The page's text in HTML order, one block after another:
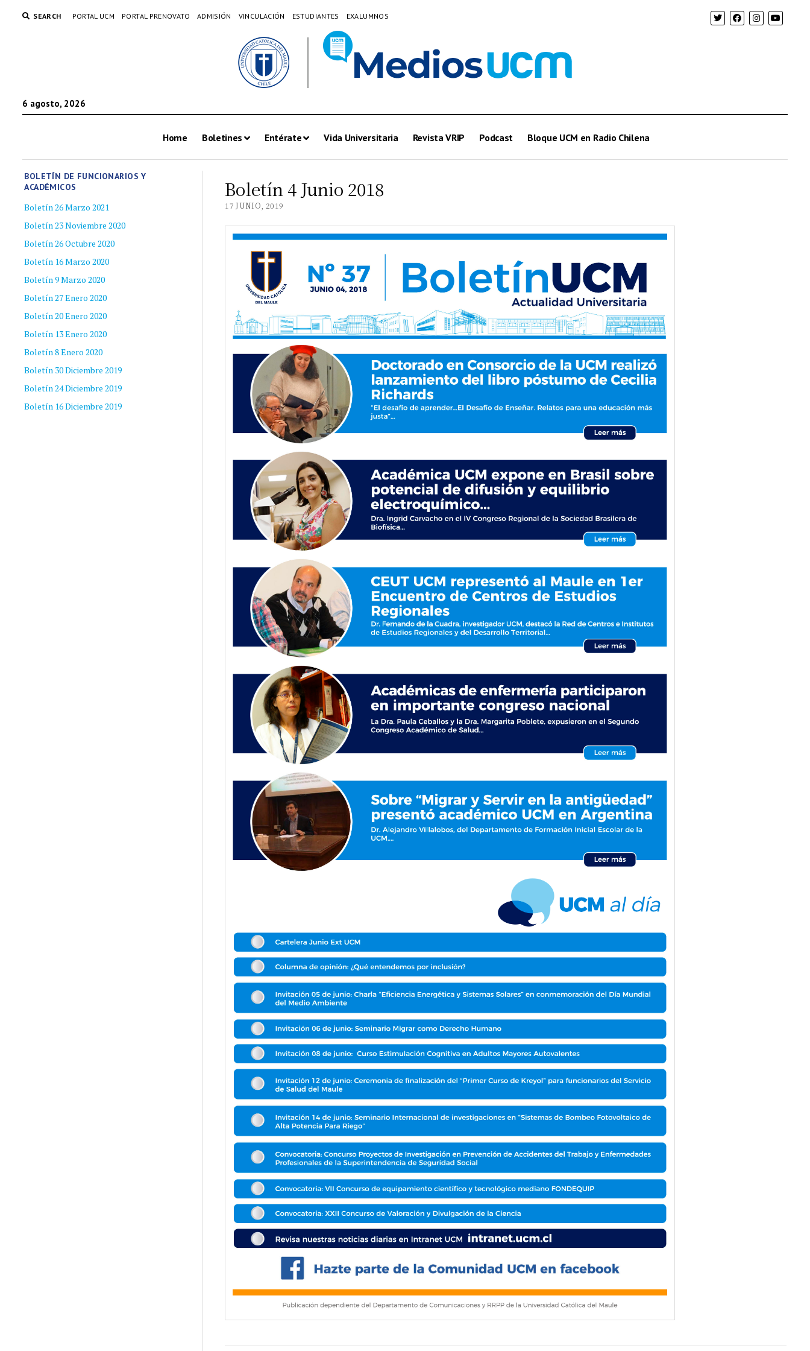
SEARCH PORTAL UCM PORTAL PRENOVATO ADMISIÓN VINCULACIÓN ESTUDIANTES EXALUMNOS
6 agosto, 2026
Home Boletines Entérate Vida Universitaria Revista VRIP Podcast Bloque UCM en Radio Chilena
BOLETÍN DE FUNCIONARIOS Y
ACADÉMICOS
Boletín 26 Marzo 2021
Boletín 23 Noviembre 2020
Boletín 26 Octubre 2020
Boletín 16 Marzo 2020
Boletín 9 Marzo 2020
Boletín 27 Enero 2020
Boletín 20 Enero 2020
Boletín 13 Enero 2020
Boletín 8 Enero 2020
Boletín 30 Diciembre 2019
Boletín 24 Diciembre 2019
Boletín 16 Diciembre 2019
Boletín 4 Junio 2018
17 JUNIO, 2019